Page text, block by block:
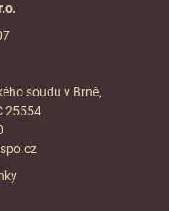
soudu v Brně,
25554